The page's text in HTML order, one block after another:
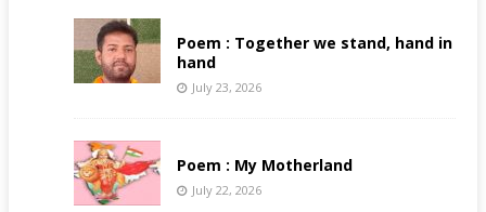
Poem : Together we stand, hand in
hand
July 23, 2026
Poem : My Motherland
July 22, 2026